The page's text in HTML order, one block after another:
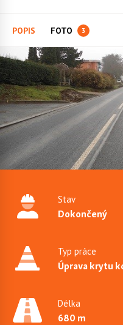
POPIS FOTO 3
Stav
Dokončený
Typ práce
Úprava krytu
Délka
680 m